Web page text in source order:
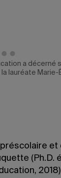
a décerné
lauréate Marie-
(Ph.D.